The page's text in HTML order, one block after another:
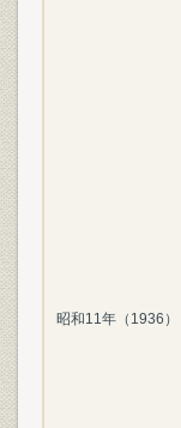
昭和11年（1936）